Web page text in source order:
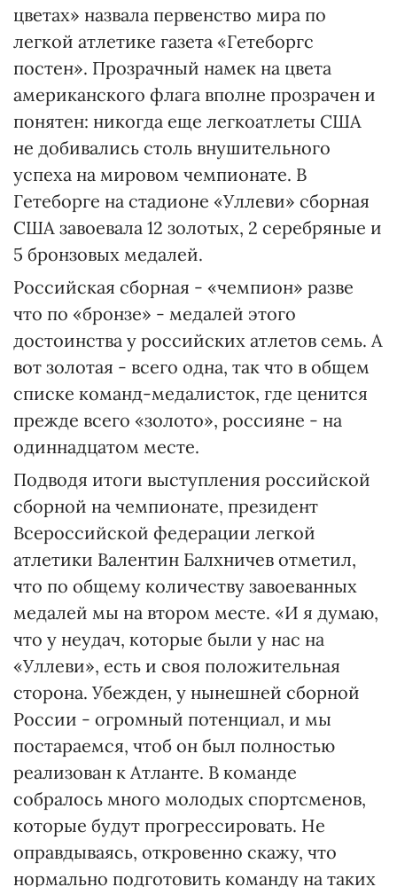
цветах» назвала первенство мира по
легкой атлетике газета «Гетеборгс
постен». Прозрачный намек на цвета
американского флага вполне прозрачен и
понятен: никогда еще легкоатлеты США
не добивались столь внушительного
успеха на мировом чемпионате. В
Гетеборге на стадионе «Уллеви» сборная
США завоевала 12 золотых, 2 серебряные и
5 бронзовых медалей.
Российская сборная - «чемпион» разве
что по «бронзе» - медалей этого
достоинства у российских атлетов семь. А
вот золотая - всего одна, так что в общем
списке команд-медалисток, где ценится
прежде всего «золото», россияне - на
одиннадцатом месте.
Подводя итоги выступления российской
сборной на чемпионате, президент
Всероссийской федерации легкой
атлетики Валентин Балхничев отметил,
что по общему количеству завоеванных
медалей мы на втором месте. «И я думаю,
что у неудач, которые были у нас на
«Уллеви», есть и своя положительная
сторона. Убежден, у нынешней сборной
России - огромный потенциал, и мы
постараемся, чтоб он был полностью
реализован к Атланте. В команде
собралось много молодых спортсменов,
которые будут прогрессировать. Не
оправдываясь, откровенно скажу, что
нормально подготовить команду на таких